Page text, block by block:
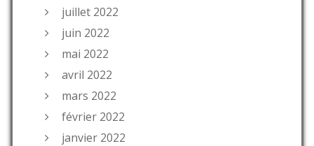
juillet 2022
juin 2022
mai 2022
avril 2022
mars 2022
février 2022
janvier 2022